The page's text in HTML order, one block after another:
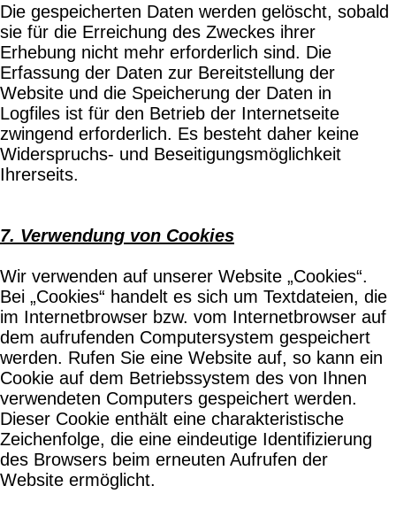
Die gespeicherten Daten werden gelöscht, sobald
sie für die Erreichung des Zweckes ihrer
Erhebung nicht mehr erforderlich sind. Die
Erfassung der Daten zur Bereitstellung der
Website und die Speicherung der Daten in
Logfiles ist für den Betrieb der Internetseite
zwingend erforderlich. Es besteht daher keine
Widerspruchs- und Beseitigungsmöglichkeit
Ihrerseits.
7. Verwendung von Cookies
Wir verwenden auf unserer Website „Cookies“.
Bei „Cookies“ handelt es sich um Textdateien, die
im Internetbrowser bzw. vom Internetbrowser auf
dem aufrufenden Computersystem gespeichert
werden. Rufen Sie eine Website auf, so kann ein
Cookie auf dem Betriebssystem des von Ihnen
verwendeten Computers gespeichert werden.
Dieser Cookie enthält eine charakteristische
Zeichenfolge, die eine eindeutige Identifizierung
des Browsers beim erneuten Aufrufen der
Website ermöglicht.